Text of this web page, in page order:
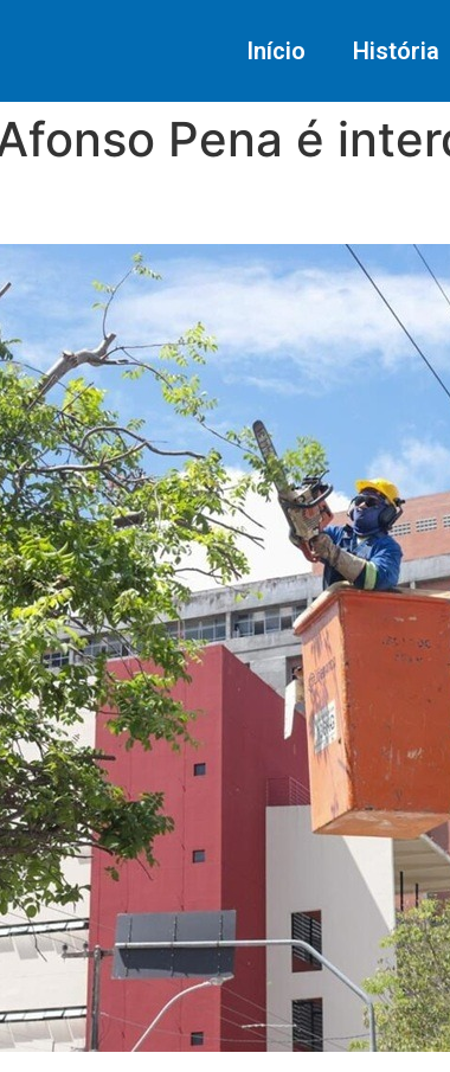
Início História
Pena é